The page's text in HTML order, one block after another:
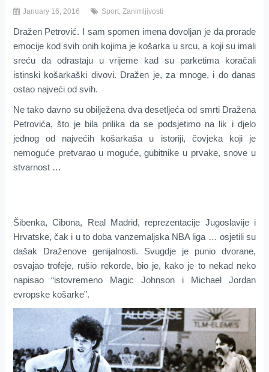
January 16, 2016 Sport, Zanimljivosti
Dražen Petrović. I sam spomen imena dovoljan je da prorade
emocije kod svih onih kojima je košarka u srcu, a koji su imali
sreću da odrastaju u vrijeme kad su parketima koračali
istinski košarkaški divovi. Dražen je, za mnoge, i do danas
ostao najveći od svih.
Ne tako davno su obilježena dva desetljeća od smrti Dražena
Petrovića, što je bila prilika da se podsjetimo na lik i djelo
jednog od najvećih košarkaša u istoriji, čovjeka koji je
nemoguće pretvarao u moguće, gubitnike u prvake, snove u
stvarnost …
Šibenka, Cibona, Real Madrid, reprezentacije Jugoslavije i
Hrvatske, čak i u to doba vanzemaljska NBA liga … osjetili su
dašak Draženove genijalnosti. Svugdje je punio dvorane,
osvajao trofeje, rušio rekorde, bio je, kako je to nekad neko
napisao “istovremeno Magic Johnson i Michael Jordan
evropske košarke”.